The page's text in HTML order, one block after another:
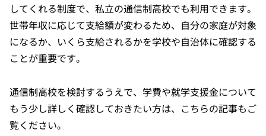
してくれる制度で、私立の通信制高校でも利用できます。
世帯年収に応じて支給額が変わるため、自分の家庭が対象
になるか、いくら支給されるかを学校や自治体に確認する
ことが重要です。
通信制高校を検討するうえで、学費や就学支援金について
もう少し詳しく確認しておきたい方は、こちらの記事もご
覧ください。